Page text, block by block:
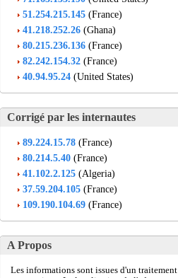
51.254.215.145 (France)
41.218.252.26 (Ghana)
80.215.236.136 (France)
82.242.154.32 (France)
40.94.95.24 (United States)
Corrigé par les internautes
89.224.15.78 (France)
80.214.5.40 (France)
41.102.2.125 (Algeria)
37.59.204.105 (France)
109.190.104.69 (France)
A Propos
Les informations sont issues d'un traitement